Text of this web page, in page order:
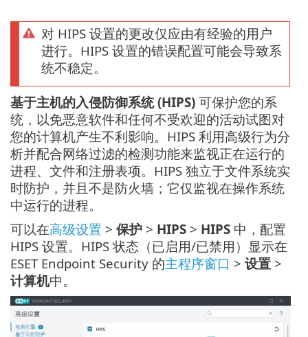
对 HIPS 设置的更改仅应由有经验的用户
进行。HIPS 设置的错误配置可能会导致系
统不稳定。
基于主机的入侵防御系统 (HIPS) 可保护您的系
统，以免恶意软件和任何不受欢迎的活动试图对
您的计算机产生不利影响。HIPS 利用高级行为分
析并配合网络过滤的检测功能来监视正在运行的
进程、文件和注册表项。HIPS 独立于文件系统实
时防护，并且不是防火墙；它仅监视在操作系统
中运行的进程。
可以在高级设置 > 保护 > HIPS > HIPS 中，配置
HIPS 设置。HIPS 状态（已启用/已禁用）显示在
ESET Endpoint Security 的主程序窗口 > 设置 >
计算机中。